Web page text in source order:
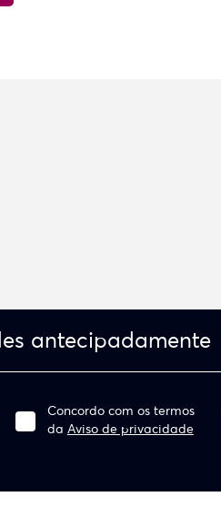
antecipadamente
Concordo com os termos
da Aviso de privacidade